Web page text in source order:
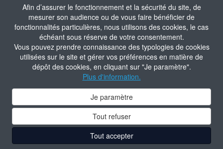
Afin d’assurer le fonctionnement et la sécurité du site, de
mesurer son audience ou de vous faire bénéficier de
fonctionnalités particulières, nous utilisons des cookies, le cas
échéant sous réserve de votre consentement.
Vous pouvez prendre connaissance des typologies de cookies
utilisées sur le site et gérer vos préférences en matière de
dépôt des cookies, en cliquant sur "Je paramètre".
Plus d'information.
Je paramètre
Tout refuser
Tout accepter